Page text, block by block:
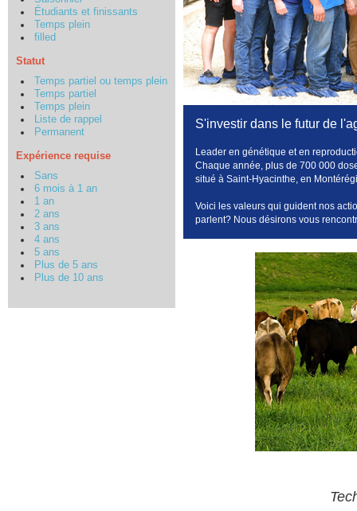
Étudiants et finissants
Temps plein
filled
Statut
Temps partiel ou temps plein
Temps partiel
Temps plein
Liste de rappel
Permanent
Expérience requise
Sans
6 mois à 1 an
1 an
2 ans
3 ans
4 ans
5 ans
Plus de 5 ans
Plus de 10 ans
S'investir dans le futur de
Leader en génétique et en
Chaque année, plus de 700 000
situé à Saint-Hyacinthe, en
Voici les valeurs qui guident nos
parlent? Nous désirons vous